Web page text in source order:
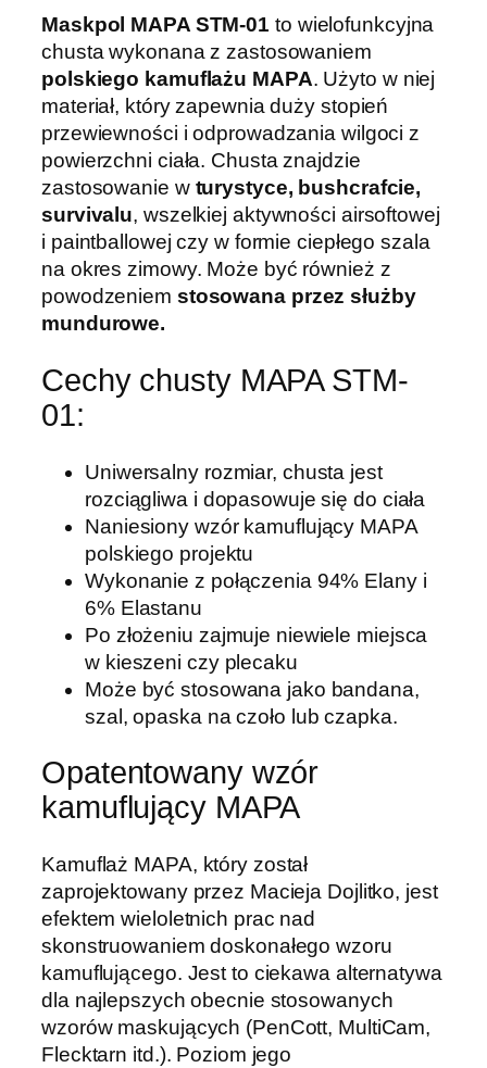
Maskpol MAPA STM-01 to wielofunkcyjna
chusta wykonana z zastosowaniem
polskiego kamuflażu MAPA. Użyto w niej
materiał, który zapewnia duży stopień
przewiewności i odprowadzania wilgoci z
powierzchni ciała. Chusta znajdzie
zastosowanie w turystyce, bushcrafcie,
survivalu, wszelkiej aktywności airsoftowej
i paintballowej czy w formie ciepłego szala
na okres zimowy. Może być również z
powodzeniem stosowana przez służby
mundurowe.
Cechy chusty MAPA STM-
01:
Uniwersalny rozmiar, chusta jest
rozciągliwa i dopasowuje się do ciała
Naniesiony wzór kamuflujący MAPA
polskiego projektu
Wykonanie z połączenia 94% Elany i
6% Elastanu
Po złożeniu zajmuje niewiele miejsca
w kieszeni czy plecaku
Może być stosowana jako bandana,
szal, opaska na czoło lub czapka.
Opatentowany wzór
kamuflujący MAPA
Kamuflaż MAPA, który został
zaprojektowany przez Macieja Dojlitko, jest
efektem wieloletnich prac nad
skonstruowaniem doskonałego wzoru
kamuflującego. Jest to ciekawa alternatywa
dla najlepszych obecnie stosowanych
wzorów maskujących (PenCott, MultiCam,
Flecktarn itd.). Poziom jego